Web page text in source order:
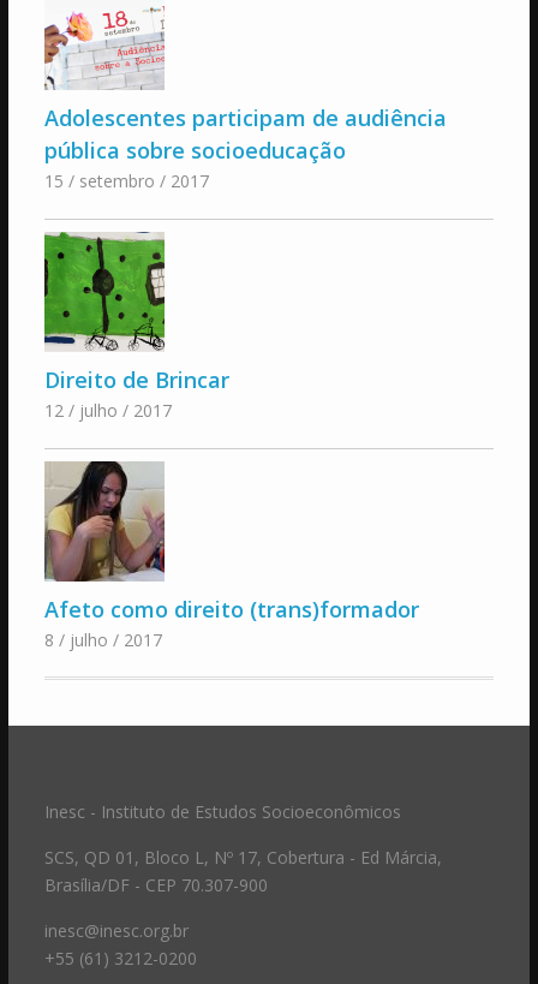
Adolescentes participam de audiência
pública sobre socioeducação
15 / setembro / 2017
Direito de Brincar
12 / julho / 2017
Afeto como direito (trans)formador
8 / julho / 2017
Inesc - Instituto de Estudos Socioeconômicos
SCS, QD 01, Bloco L, Nº 17, Cobertura - Ed Márcia,
Brasília/DF - CEP 70.307-900
inesc@inesc.org.br
+55 (61) 3212-0200